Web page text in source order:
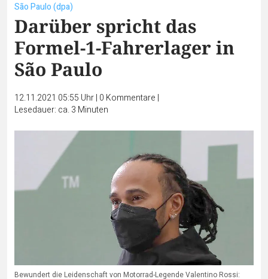
São Paulo (dpa)
Darüber spricht das
Formel-1-Fahrerlager in
São Paulo
12.11.2021 05:55 Uhr| 0 Kommentare |
Lesedauer: ca. 3 Minuten
Bewundert die Leidenschaft von Motorrad-Legende Valentino Rossi: